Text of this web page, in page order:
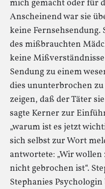
mich gemacht oder für
Anscheinend war sie
keine Fernsehsendung.
des mißbrauchten
keine
Sendung zu einem
dies ununterbrochen
zeigen, daß der Täter
sagte Kerner zur
„warum ist es jetzt
sich selbst zur Wort
antwortete: „Wir wollen
nicht gebrochen ist“.
Stephanies